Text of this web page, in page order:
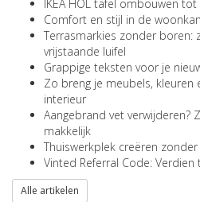
IKEA HOL tafel ombouwen
Comfort en stijl in de
Terrasmarkies zonder boren:
vrijstaande luifel
Grappige teksten voor je
Zo breng je meubels, kleuren
interieur
Aangebrand vet verwijderen?
makkelijk
Thuiswerkplek creëren
Vinted Referral Code:
Alle artikelen